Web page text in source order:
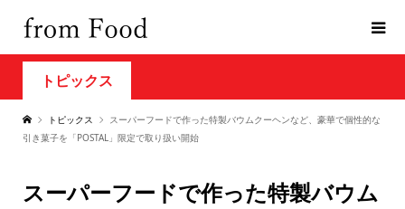
トピックス
トピックス
スーパーフードで作った特製バウムクーヘンなど、豪華で個性的な
引き菓子を「POSTAL」限定で取り扱い開始
スーパーフードで作った特製バウム